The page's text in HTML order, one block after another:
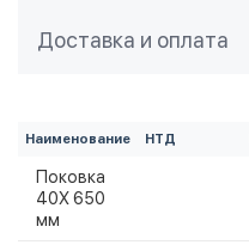
Доставка и оплата
Наименование НТД
Поковка
40Х 650
мм